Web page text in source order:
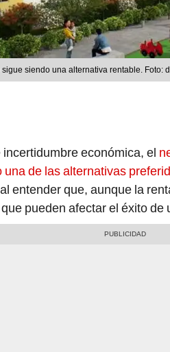
siendo una alternativa rentable. Foto:
económica, el
de las alternativas
entender que, aunque la
pueden afectar el éxito de